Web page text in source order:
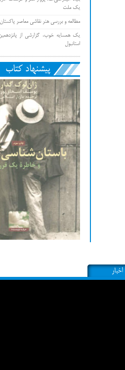
یک ملت
مطالعه و بررسی هنر نقاشی معاصر پاکستان
یک همسایه خوب، گزارشی از
استانبول
پیشنهاد کتاب
اخبار